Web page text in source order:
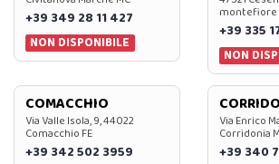
+39 349 28 11 427
NON DISPONIBILE
montefiore
+39 335
NON
COMACCHIO
Via Valle Isola, 9, 44022
Comacchio FE
+39 342 502 3959
Via Enrico
Corridonia
+39 340